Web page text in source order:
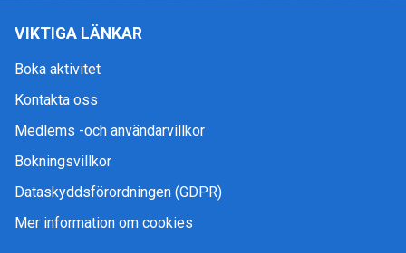
VIKTIGA LÄNKAR
Boka aktivitet
Kontakta oss
Medlems -och användarvillkor
Bokningsvillkor
Dataskyddsförordningen (GDPR)
Mer information om cookies